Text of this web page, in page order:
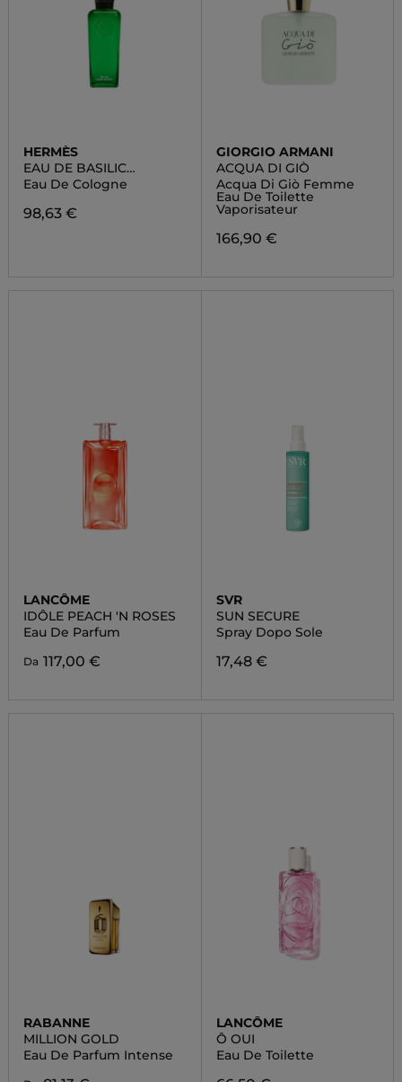
HERMÈS
EAU DE BASILIC
POURPRE
Eau De Cologne
98,63 €
GIORGIO ARMANI
ACQUA DI GIÒ
Acqua Di Giò Femme
Eau De Toilette
Vaporisateur
166,90 €
LANCÔME
IDÔLE PEACH 'N ROSES
Eau De Parfum
Da 117,00 €
SVR
SUN SECURE
Spray Dopo Sole
17,48 €
RABANNE
MILLION GOLD
Eau De Parfum Intense
LANCÔME
Ô OUI
Eau De Toilette